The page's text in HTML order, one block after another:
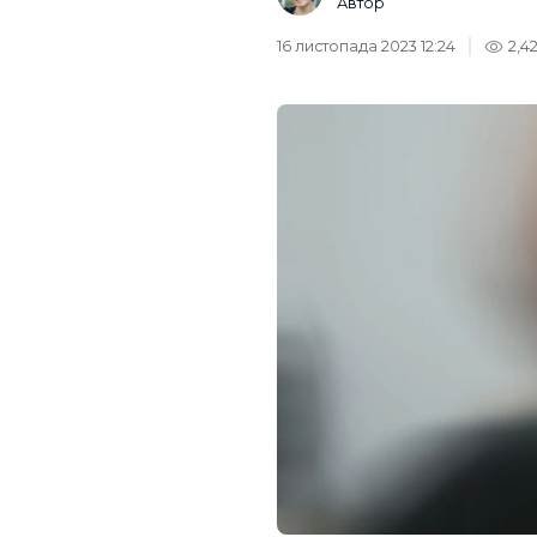
16 листопада 2023 12:24